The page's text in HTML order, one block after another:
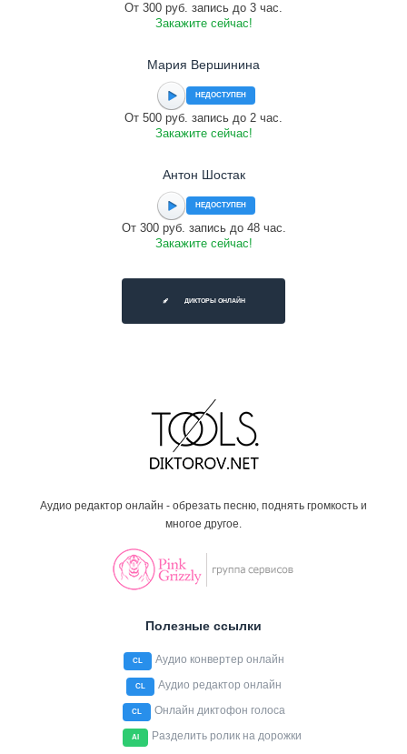
От 300 руб. запись до 3 час.
Закажите сейчас!
Мария Вершинина
НЕДОСТУПЕН
От 500 руб. запись до 2 час.
Закажите сейчас!
Антон Шостак
НЕДОСТУПЕН
От 300 руб. запись до 48 час.
Закажите сейчас!
ДИКТОРЫ ОНЛАЙН
Аудио редактор онлайн - обрезать песню, поднять громкость и
многое другое.
Полезные ссылки
CL Аудио конвертер онлайн
CL Аудио редактор онлайн
CL Онлайн диктофон голоса
AI Разделить ролик на дорожки